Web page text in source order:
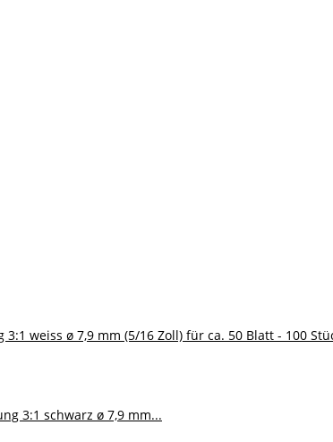
weiss ø 7,9 mm (5/16 Zoll) für ca. 50 Blatt - 100